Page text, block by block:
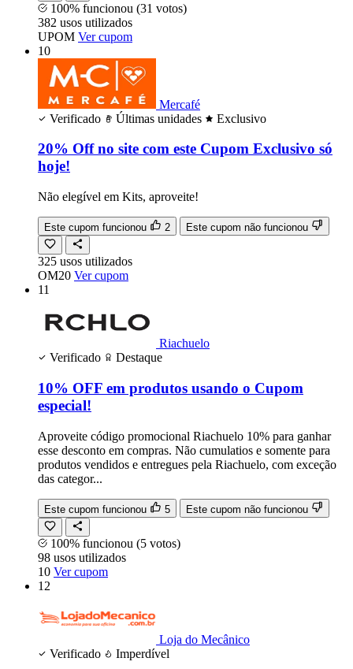
100% funcionou (31 votos)
382 usos utilizados
UPOM Ver cupom
10
Mercafé
Verificado
Últimas unidades Exclusivo
20% Off no site com este Cupom Exclusivo só
hoje!
Não elegível em Kits, aproveite!
Este cupom funcionou 2 Este cupom não funcionou
325 usos utilizados
OM20 Ver cupom
11
Riachuelo
Verificado
Destaque
10% OFF em produtos usando o Cupom
especial!
Aproveite código promocional Riachuelo 10% para ganhar
esse desconto em compras. Não cumulatios e somente para
produtos vendidos e entregues pela Riachuelo, com exceção
das categor...
Este cupom funcionou 5 Este cupom não funcionou
100% funcionou (5 votos)
98 usos utilizados
10 Ver cupom
12
Loja do Mecânico
Verificado
Imperdível